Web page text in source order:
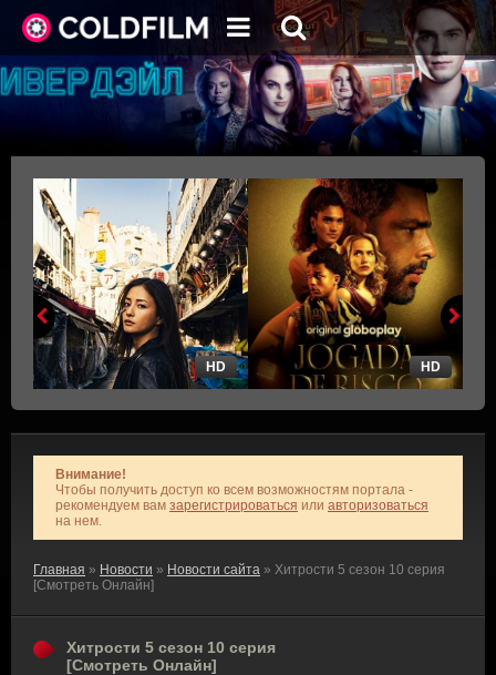
HD HD
Внимание!
Чтобы получить доступ ко всем возможностям портала -
рекомендуем вам зарегистрироваться или авторизоваться
на нем.
Главная » Новости » Новости сайта » Хитрости 5 сезон 10 серия
[Смотреть Онлайн]
Хитрости 5 сезон 10 серия
[Смотреть Онлайн]